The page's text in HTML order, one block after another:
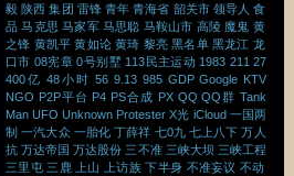
毅 陕西 集团 雷锋 青年 青海省 韶关市 领导人 食
品 马克思 马家军 马思聪 马鞍山市 高陵 魔鬼 黄
之锋 黄凯平 黄如论 黄琦 黎亮 黑名单 黑龙江 龙
口市 08宪章 0号别墅 113民主运动 1983 211 27
400亿 48小时 56 9.13 985 GDP Google KTV
NGO P2P平台 P4 PS合成 PX QQ QQ群 Tank
Man UFO Unknown Protester X光 iCloud 一国两
制 一汽大众 一胎化 丁薛祥 七0九 七上八下 万人
抗 万达帝国 万达股份 三不准 三峡大坝 三峡工程
三里屯 三鹿 上山 上访族 下半身 不准妄议 不动